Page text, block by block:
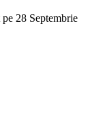
28 Septembrie